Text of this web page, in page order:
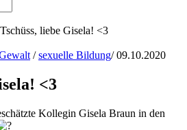
Tschüss, liebe Gisela! <3
/sexuelle Bildung/09.10.2020
<3
Kollegin Gisela Braun in den